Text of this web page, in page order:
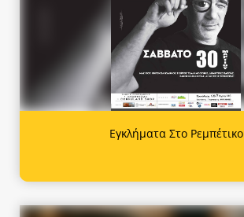
Εγκλήματα Στο Ρεμπέτικο